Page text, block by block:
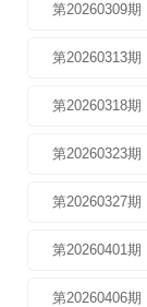
第20260309期
第20260313期
第20260318期
第20260323期
第20260327期
第20260401期
第20260406期